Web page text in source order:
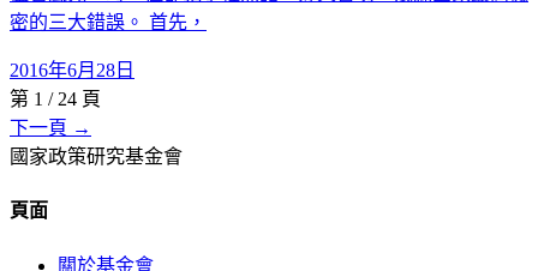
密的三大錯誤。 首先，
2016年6月28日
第 1 / 24 頁
下一頁 →
國家政策研究基金會
頁面
關於基金會